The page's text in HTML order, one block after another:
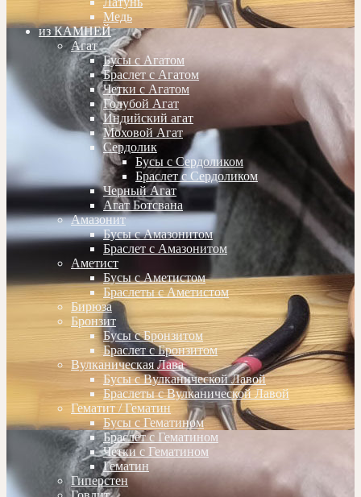
Медь
из КАМНЕЙ
Агат
Бусы с Агатом
Браслет с Агатом
Четки с Агатом
Голубой Агат
Индийский агат
Моховой Агат
Сердолик
Бусы с Сердоликом
Браслет с Сердоликом
Черный Агат
Агат Ботсвана
Амазонит
Бусы с Амазонитом
Браслет с Амазонитом
Аметист
Бусы с Аметистом
Браслеты с Аметистом
Бирюза
Бронзит
Бусы с Бронзитом
Браслет с Бронзитом
Вулканическая Лава
Бусы с Вулканической Лавой
Браслеты с Вулканической Лавой
Гематит / Гематин
Бусы с Гематином
Браслет с Гематином
Четки с Гематином
Гематин
Гиперстен